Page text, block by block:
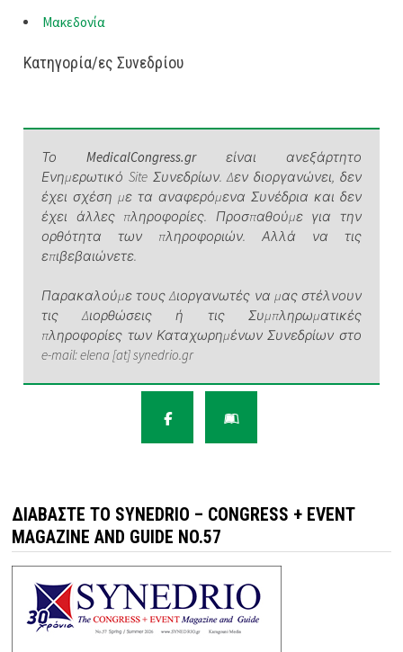
Μακεδονία
Κατηγορία/ες Συνεδρίου
ΤοMedicalCongress.grείναι ανεξάρτητο
Ενημερωτικό Site Συνεδρίων. Δεν διοργανώνει, δεν
έχει σχέση με τα αναφερόμενα Συνέδρια και δεν
έχει άλλες πληροφορίες. Προσπαθούμε για την
ορθότητα των πληροφοριών. Αλλά να τις
επιβεβαιώνετε.
Παρακαλούμε τους Διοργανωτές να μας στέλνουν
τις Διορθώσεις ή τις Συμπληρωματικές
πληροφορίες των Καταχωρημένων Συνεδρίων στο
e-mail: elena [at] synedrio.gr
ΔΙΑΒΆΣΤΕ ΤΟ SYNEDRIO – CONGRESS + EVENT
MAGAZINE AND GUIDE NO.57